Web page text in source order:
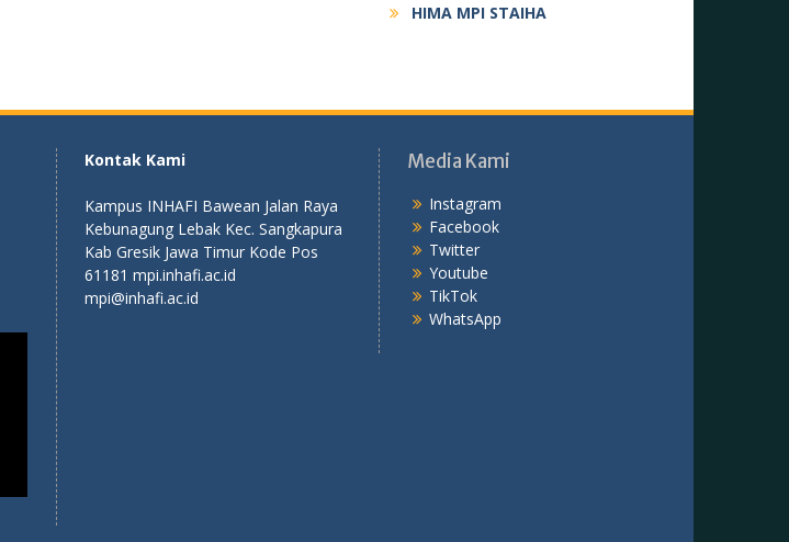
HIMA MPI STAIHA
Kontak Kami
Kampus INHAFI Bawean Jalan Raya
Kebunagung Lebak Kec. Sangkapura
Kab Gresik Jawa Timur Kode Pos
61181 mpi.inhafi.ac.id
mpi@inhafi.ac.id
Media Kami
Instagram
Facebook
Twitter
Youtube
TikTok
WhatsApp